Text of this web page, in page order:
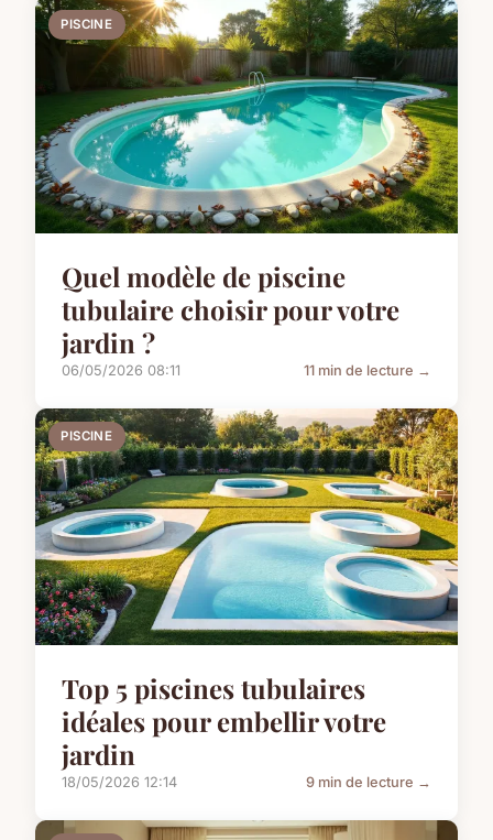
PISCINE
Quel modèle de piscine
tubulaire choisir pour votre
jardin ?
06/05/2026 08:11 11 min de lecture →
PISCINE
Top 5 piscines tubulaires
idéales pour embellir votre
jardin
18/05/2026 12:14 9 min de lecture →